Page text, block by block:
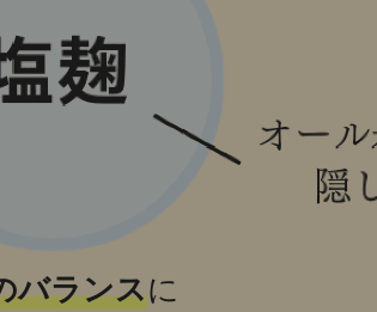
バランスに